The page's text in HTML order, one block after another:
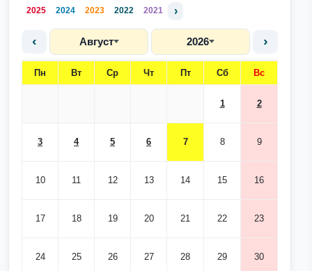
2025 2024 2023 2022 2021 ›
‹ Август 2026 ›
Пн Вт Ср Чт Пт Сб Вс
1 2
3 4 5 6 7 8 9
10 11 12 13 14 15 16
17 18 19 20 21 22 23
24 25 26 27 28 29 30